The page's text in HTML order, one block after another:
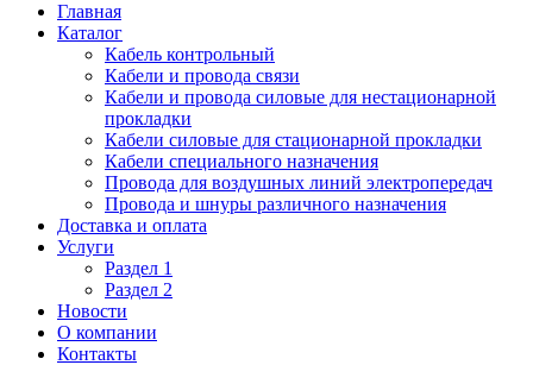
Главная
Каталог
Кабель контрольный
Кабели и провода связи
Кабели и провода силовые для нестационарной
прокладки
Кабели силовые для стационарной прокладки
Кабели специального назначения
Провода для воздушных линий электропередач
Провода и шнуры различного назначения
Доставка и оплата
Услуги
Раздел 1
Раздел 2
Новости
О компании
Контакты